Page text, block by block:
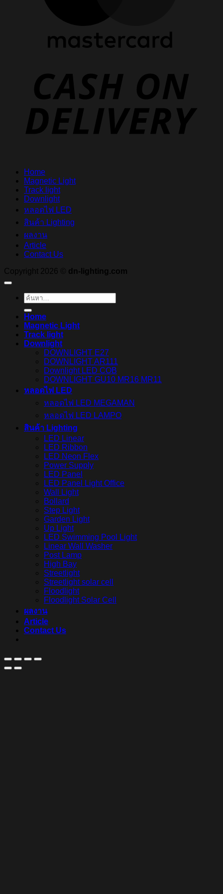
Home
Magnetic Light
Track light
Downlight
หลอดไฟ LED
สินค้า Lighting
ผลงาน
Article
Contact Us
Copyright 2026 © dn-lighting.com
ค้นหา:
Home
Magnetic Light
Track light
Downlight
DOWNLIGHT E27
DOWNLIGHT AR111
Downlight LED COB
DOWNLIGHT GU10 MR16 MR11
หลอดไฟ LED
หลอดไฟ LED MEGAMAN
หลอดไฟ LED LAMPO
สินค้า Lighting
LED Linear
LED Ribbon
LED Neon Flex
Power Supply
LED Panel
LED Panel Light Office
Wall Light
Bollard
Step Light
Garden Light
Up Light
LED Swimming Pool Light
Linear Wall Washer
Post Lamp
High Bay
Streetlight
Streetlight solar cell
Floodlight
Floodlight Solar Cell
ผลงาน
Article
Contact Us